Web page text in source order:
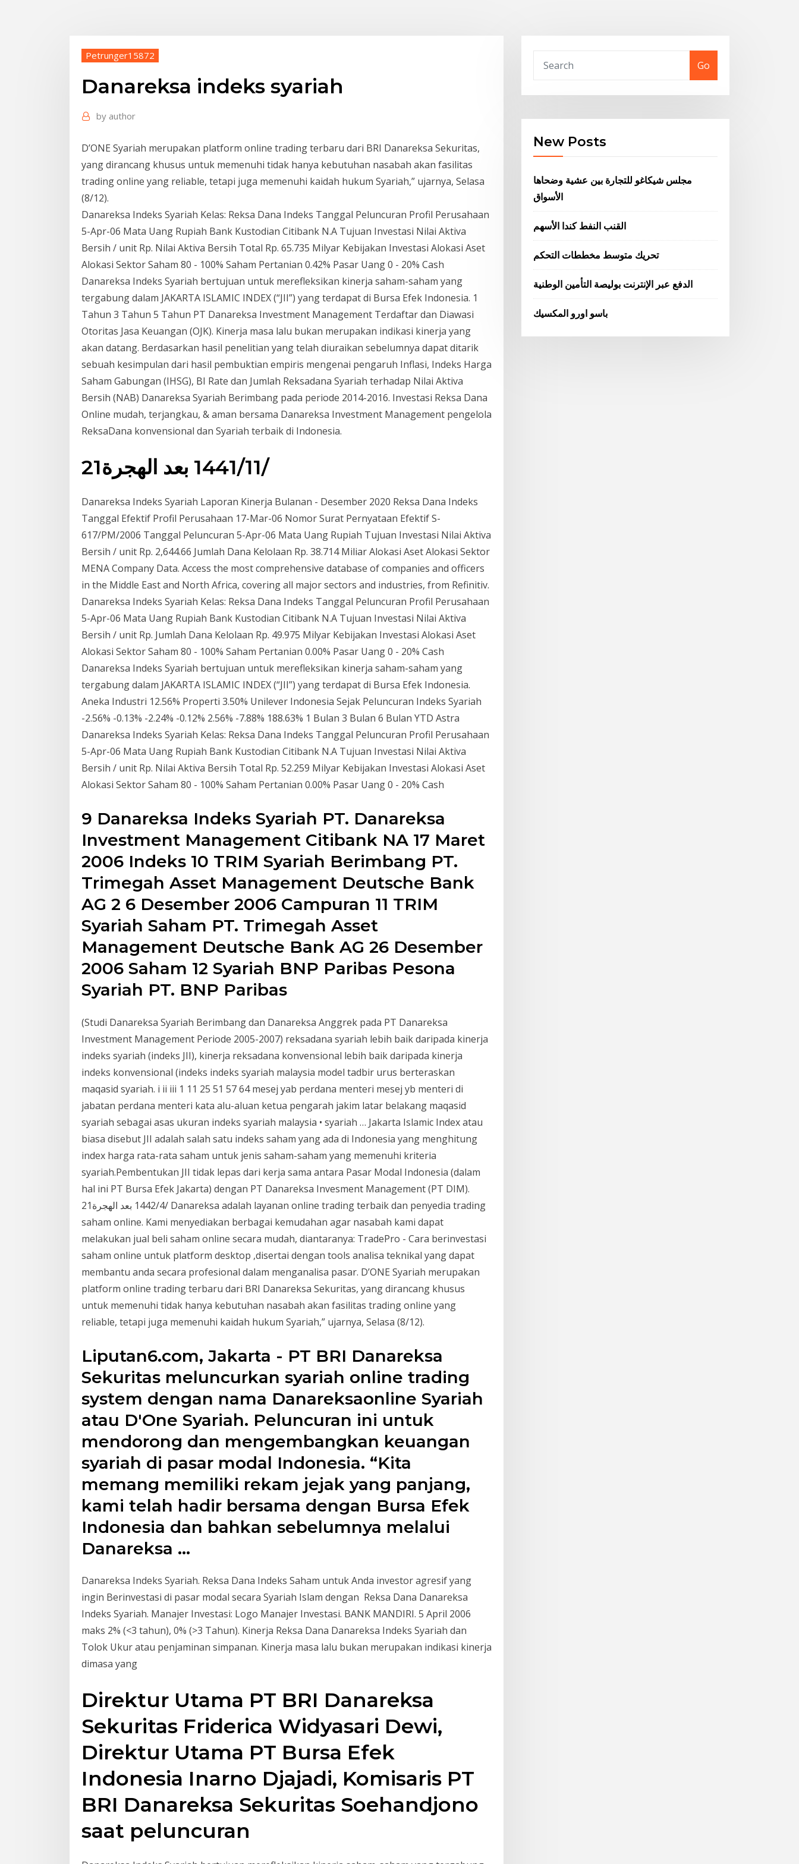
Petrunger15872
Danareksa indeks syariah
by author
D’ONE Syariah merupakan platform online trading terbaru dari BRI Danareksa Sekuritas,
yang dirancang khusus untuk memenuhi tidak hanya kebutuhan nasabah akan fasilitas
trading online yang reliable, tetapi juga memenuhi kaidah hukum Syariah,” ujarnya, Selasa
(8/12).
Danareksa Indeks Syariah Kelas: Reksa Dana Indeks Tanggal Peluncuran Profil Perusahaan
5-Apr-06 Mata Uang Rupiah Bank Kustodian Citibank N.A Tujuan Investasi Nilai Aktiva
Bersih / unit Rp. Nilai Aktiva Bersih Total Rp. 65.735 Milyar Kebijakan Investasi Alokasi Aset
Alokasi Sektor Saham 80 - 100% Saham Pertanian 0.42% Pasar Uang 0 - 20% Cash
Danareksa Indeks Syariah bertujuan untuk merefleksikan kinerja saham-saham yang
tergabung dalam JAKARTA ISLAMIC INDEX (“JII”) yang terdapat di Bursa Efek Indonesia. 1
Tahun 3 Tahun 5 Tahun PT Danareksa Investment Management Terdaftar dan Diawasi
Otoritas Jasa Keuangan (OJK). Kinerja masa lalu bukan merupakan indikasi kinerja yang
akan datang. Berdasarkan hasil penelitian yang telah diuraikan sebelumnya dapat ditarik
sebuah kesimpulan dari hasil pembuktian empiris mengenai pengaruh Inflasi, Indeks Harga
Saham Gabungan (IHSG), BI Rate dan Jumlah Reksadana Syariah terhadap Nilai Aktiva
Bersih (NAB) Danareksa Syariah Berimbang pada periode 2014-2016. Investasi Reksa Dana
Online mudah, terjangkau, & aman bersama Danareksa Investment Management pengelola
ReksaDana konvensional dan Syariah terbaik di Indonesia.
21‏‏/11‏‏/1441 بعد الهجرة
Danareksa Indeks Syariah Laporan Kinerja Bulanan - Desember 2020 Reksa Dana Indeks
Tanggal Efektif Profil Perusahaan 17-Mar-06 Nomor Surat Pernyataan Efektif S-
617/PM/2006 Tanggal Peluncuran 5-Apr-06 Mata Uang Rupiah Tujuan Investasi Nilai Aktiva
Bersih / unit Rp. 2,644.66 Jumlah Dana Kelolaan Rp. 38.714 Miliar Alokasi Aset Alokasi Sektor
MENA Company Data. Access the most comprehensive database of companies and officers
in the Middle East and North Africa, covering all major sectors and industries, from Refinitiv.
Danareksa Indeks Syariah Kelas: Reksa Dana Indeks Tanggal Peluncuran Profil Perusahaan
5-Apr-06 Mata Uang Rupiah Bank Kustodian Citibank N.A Tujuan Investasi Nilai Aktiva
Bersih / unit Rp. Jumlah Dana Kelolaan Rp. 49.975 Milyar Kebijakan Investasi Alokasi Aset
Alokasi Sektor Saham 80 - 100% Saham Pertanian 0.00% Pasar Uang 0 - 20% Cash
Danareksa Indeks Syariah bertujuan untuk merefleksikan kinerja saham-saham yang
tergabung dalam JAKARTA ISLAMIC INDEX (“JII”) yang terdapat di Bursa Efek Indonesia.
Aneka Industri 12.56% Properti 3.50% Unilever Indonesia Sejak Peluncuran Indeks Syariah
-2.56% -0.13% -2.24% -0.12% 2.56% -7.88% 188.63% 1 Bulan 3 Bulan 6 Bulan YTD Astra
Danareksa Indeks Syariah Kelas: Reksa Dana Indeks Tanggal Peluncuran Profil Perusahaan
5-Apr-06 Mata Uang Rupiah Bank Kustodian Citibank N.A Tujuan Investasi Nilai Aktiva
Bersih / unit Rp. Nilai Aktiva Bersih Total Rp. 52.259 Milyar Kebijakan Investasi Alokasi Aset
Alokasi Sektor Saham 80 - 100% Saham Pertanian 0.00% Pasar Uang 0 - 20% Cash
9 Danareksa Indeks Syariah PT. Danareksa
Investment Management Citibank NA 17 Maret
2006 Indeks 10 TRIM Syariah Berimbang PT.
Trimegah Asset Management Deutsche Bank
AG 2 6 Desember 2006 Campuran 11 TRIM
Syariah Saham PT. Trimegah Asset
Management Deutsche Bank AG 26 Desember
2006 Saham 12 Syariah BNP Paribas Pesona
Syariah PT. BNP Paribas
(Studi Danareksa Syariah Berimbang dan Danareksa Anggrek pada PT Danareksa
Investment Management Periode 2005-2007) reksadana syariah lebih baik daripada kinerja
indeks syariah (indeks JII), kinerja reksadana konvensional lebih baik daripada kinerja
indeks konvensional (indeks indeks syariah malaysia model tadbir urus berteraskan
maqasid syariah. i ii iii 1 11 25 51 57 64 mesej yab perdana menteri mesej yb menteri di
jabatan perdana menteri kata alu-aluan ketua pengarah jakim latar belakang maqasid
syariah sebagai asas ukuran indeks syariah malaysia • syariah … Jakarta Islamic Index atau
biasa disebut JII adalah salah satu indeks saham yang ada di Indonesia yang menghitung
index harga rata-rata saham untuk jenis saham-saham yang memenuhi kriteria
syariah.Pembentukan JII tidak lepas dari kerja sama antara Pasar Modal Indonesia (dalam
hal ini PT Bursa Efek Jakarta) dengan PT Danareksa Invesment Management (PT DIM).
21‏‏/4‏‏/1442 بعد الهجرة Danareksa adalah layanan online trading terbaik dan penyedia trading
saham online. Kami menyediakan berbagai kemudahan agar nasabah kami dapat
melakukan jual beli saham online secara mudah, diantaranya: TradePro - Cara berinvestasi
saham online untuk platform desktop ,disertai dengan tools analisa teknikal yang dapat
membantu anda secara profesional dalam menganalisa pasar. D’ONE Syariah merupakan
platform online trading terbaru dari BRI Danareksa Sekuritas, yang dirancang khusus
untuk memenuhi tidak hanya kebutuhan nasabah akan fasilitas trading online yang
reliable, tetapi juga memenuhi kaidah hukum Syariah,” ujarnya, Selasa (8/12).
Liputan6.com, Jakarta - PT BRI Danareksa
Sekuritas meluncurkan syariah online trading
system dengan nama Danareksaonline Syariah
atau D'One Syariah. Peluncuran ini untuk
mendorong dan mengembangkan keuangan
syariah di pasar modal Indonesia. “Kita
memang memiliki rekam jejak yang panjang,
kami telah hadir bersama dengan Bursa Efek
Indonesia dan bahkan sebelumnya melalui
Danareksa …
Danareksa Indeks Syariah. Reksa Dana Indeks Saham untuk Anda investor agresif yang
ingin Berinvestasi di pasar modal secara Syariah Islam dengan Reksa Dana Danareksa
Indeks Syariah. Manajer Investasi: Logo Manajer Investasi. BANK MANDIRI. 5 April 2006
maks 2% (<3 tahun), 0% (>3 Tahun). Kinerja Reksa Dana Danareksa Indeks Syariah dan
Tolok Ukur atau penjaminan simpanan. Kinerja masa lalu bukan merupakan indikasi kinerja
dimasa yang
Direktur Utama PT BRI Danareksa
Sekuritas Friderica Widyasari Dewi,
Direktur Utama PT Bursa Efek
Indonesia Inarno Djajadi, Komisaris PT
BRI Danareksa Sekuritas Soehandjono
saat peluncuran
Go
New Posts
مجلس شيكاغو للتجارة بين عشية وضحاها
الأسواق
القنب النفط كندا الأسهم
تحريك متوسط ​​مخططات التحكم
الدفع عبر الإنترنت بوليصة التأمين الوطنية
باسو اورو المكسيك